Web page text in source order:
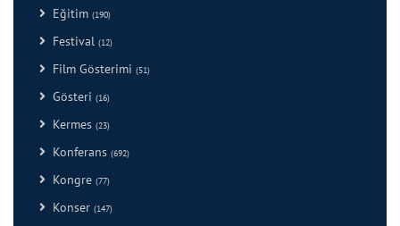
Eğitim (190)
Festival (12)
Film Gösterimi (51)
Gösteri (16)
Kermes (23)
Konferans (692)
Kongre (77)
Konser (147)